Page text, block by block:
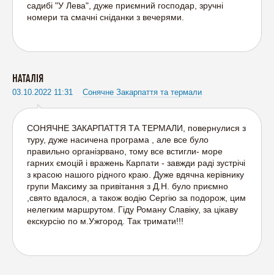
садибі "У Лева", дуже приємний господар, зручні
номери та смачні сніданки з вечерями.
НАТАЛІЯ
03.10.2022 11:31 Сонячне Закарпаття та термали
СОНЯЧНЕ ЗАКАРПАТТЯ ТА ТЕРМАЛИ, повернулися з
туру, дуже насичена програма , але все було
правильно організрвано, тому все встигли- море
гарних ємоцій і вражень Карпати - завжди раді зустрічі
з красою нашого рідного краю. Дуже вдячна керівнику
групи Максиму за привітання з Д.Н. було приємно
,свято вдалося, а також водію Сергію за подорож, цим
нелегким маршрутом. Гіду Роману Славіку, за цікаву
екскурсію по м.Ужгород. Так тримати!!!